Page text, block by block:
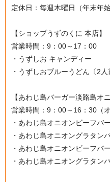
定休日：毎週木曜日（年末年始
【ショップうずのくに 本店】
営業時間：9：00～17：00
・うずしお キャンディー
・うずしおブルーうどん〔2人
【あわじ島バーガー淡路島オ
営業時間：9：00～16：30（
・あわじ島オニオンビーフバ
・あわじ島オニオングラタン
・あわじ島オニオンビーフバ
・あわじ島オニオングラタン